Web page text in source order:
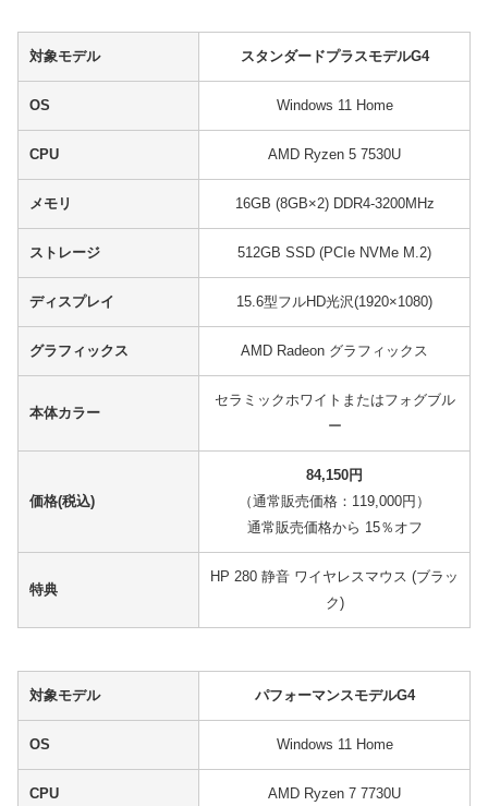
対象モデル スタンダードプラスモデルG4
OS Windows 11 Home
CPU AMD Ryzen 5 7530U
メモリ 16GB (8GB×2) DDR4-3200MHz
ストレージ 512GB SSD (PCIe NVMe M.2)
ディスプレイ 15.6型フルHD光沢(1920×1080)
グラフィックス AMD Radeon グラフィックス
本体カラー
セラミックホワイトまたはフォグブル
ー
価格(税込)
84,150円
（通常販売価格：119,000円）
通常販売価格から 15％オフ
特典
HP 280 静音 ワイヤレスマウス (ブラッ
ク)
対象モデル パフォーマンスモデルG4
OS Windows 11 Home
CPU AMD Ryzen 7 7730U